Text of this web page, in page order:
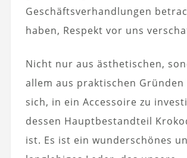
Geschäftsverhandlungen
haben, Respekt vor uns
Nicht nur aus ästhetischen,
allem aus praktischen Gründen
sich, in ein Accessoire zu
dessen Hauptbestandteil
ist. Es ist ein wunderschönes